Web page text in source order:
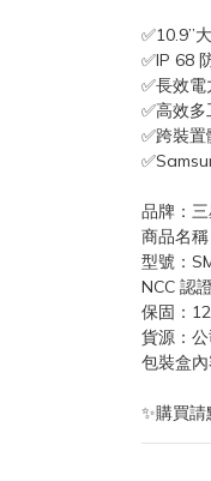
✅10.9”
✅IP 68
✅長效
✅高效多
✅跨裝
品牌：
商品名
型號：
NCC 認
保固：
貨源：
包裝盒
✨購買